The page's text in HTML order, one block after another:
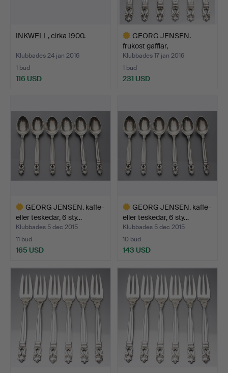
INKWELL, cirka 1900.
Klubbades 24 jan 2016
1 bud
116 USD
GEORG JENSEN.
frukost gafflar,
förpackning…
Klubbades 17 jan 2016
1 bud
231 USD
GEORG JENSEN. kaffe-
eller teskedar, 6 sty…
Klubbades 5 dec 2015
11 bud
165 USD
föremål
GEORG JENSEN. kaffe-
eller teskedar, 6 sty…
Klubbades 5 dec 2015
10 bud
143 USD
föremål